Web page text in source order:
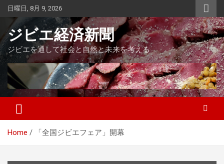
Skip
content
日曜日, 8月 9, 2026
ジビエ経済新聞
ジビエを通して社会と自然と未来を考える
Home 「全国ジビエフェア」開幕